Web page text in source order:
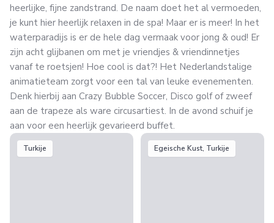
heerlijke, fijne zandstrand. De naam doet het al vermoeden,
je kunt hier heerlijk relaxen in de spa! Maar er is meer! In het
waterparadijs is er de hele dag vermaak voor jong & oud! Er
zijn acht glijbanen om met je vriendjes & vriendinnetjes
vanaf te roetsjen! Hoe cool is dat?! Het Nederlandstalige
animatieteam zorgt voor een tal van leuke evenementen.
Denk hierbij aan Crazy Bubble Soccer, Disco golf of zweef
aan de trapeze als ware circusartiest. In de avond schuif je
aan voor een heerlijk gevarieerd buffet.
Turkije Egeische Kust, Turkije